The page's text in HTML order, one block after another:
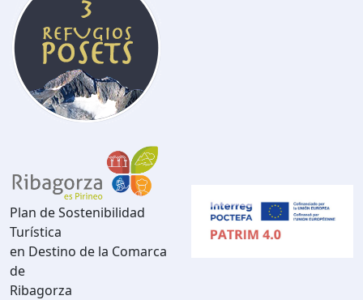
Plan de Sostenibilidad
Turística
en Destino de la Comarca
de
Ribagorza